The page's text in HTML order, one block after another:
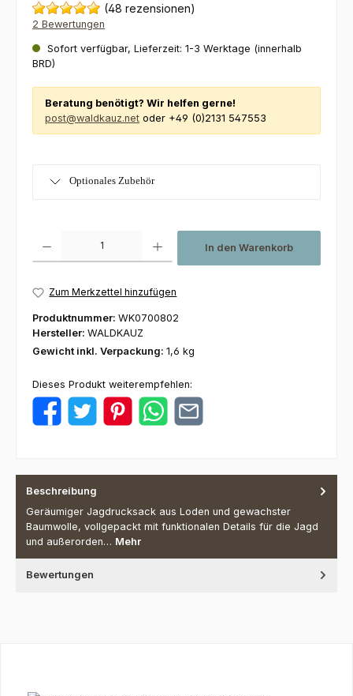
(48 rezensionen)
2 Bewertungen
Sofort verfügbar, Lieferzeit: 1-3 Werktage (innerhalb
BRD)
Beratung benötigt? Wir helfen gerne!
post@waldkauz.net oder +49 (0)2131 547553
Optionales Zubehör
In den Warenkorb
Zum Merkzettel hinzufügen
Produktnummer: WK0700802
Hersteller: WALDKAUZ
Gewicht inkl. Verpackung: 1,6 kg
Dieses Produkt weiterempfehlen:
Beschreibung
Geräumiger Jagdrucksack aus Loden und gewachster
Baumwolle, vollgepackt mit funktionalen Details für die Jagd
und außerorden… Mehr
Bewertungen